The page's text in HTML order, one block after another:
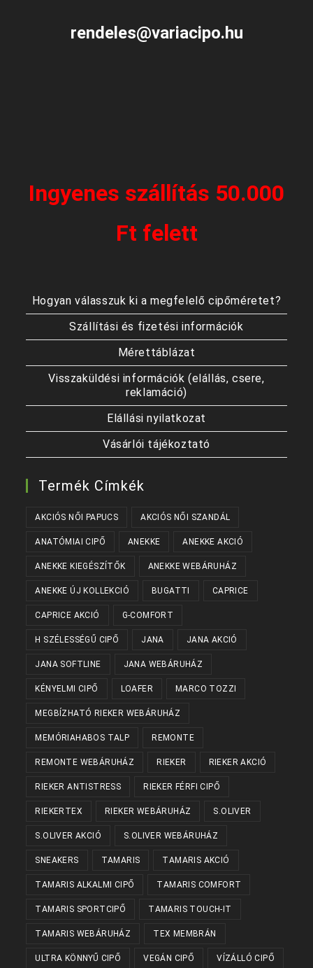
rendeles@variacipo.hu
Ingyenes szállítás 50.000
Ft felett
Hogyan válasszuk ki a megfelelő cipőméretet?
Szállítási és fizetési információk
Mérettáblázat
Visszaküldési információk (elállás, csere,
reklamáció)
Elállási nyilatkozat
Vásárlói tájékoztató
Termék Címkék
AKCIÓS NŐI PAPUCS AKCIÓS NŐI SZANDÁL
ANATÓMIAI CIPŐ ANEKKE ANEKKE AKCIÓ
ANEKKE KIEGÉSZÍTŐK ANEKKE WEBÁRUHÁZ
ANEKKE ÚJ KOLLEKCIÓ BUGATTI CAPRICE
CAPRICE AKCIÓ G-COMFORT
H SZÉLESSÉGŰ CIPŐ JANA JANA AKCIÓ
JANA SOFTLINE JANA WEBÁRUHÁZ
KÉNYELMI CIPŐ LOAFER MARCO TOZZI
MEGBÍZHATÓ RIEKER WEBÁRUHÁZ
MEMÓRIAHABOS TALP REMONTE
REMONTE WEBÁRUHÁZ RIEKER RIEKER AKCIÓ
RIEKER ANTISTRESS RIEKER FÉRFI CIPŐ
RIEKERTEX RIEKER WEBÁRUHÁZ S.OLIVER
S.OLIVER AKCIÓ S.OLIVER WEBÁRUHÁZ
SNEAKERS TAMARIS TAMARIS AKCIÓ
TAMARIS ALKALMI CIPŐ TAMARIS COMFORT
TAMARIS SPORTCIPŐ TAMARIS TOUCH-IT
TAMARIS WEBÁRUHÁZ TEX MEMBRÁN
ULTRA KÖNNYŰ CIPŐ VEGÁN CIPŐ VÍZÁLLÓ CIPŐ